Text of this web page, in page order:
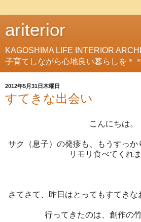
ariterior
KAGOSHIMA LIFE INTERIOR
子育てしながら心地良い暮らしを＊
2012年5月31日木曜日
すてきな出会い
こんにちは。
サク（息子）の発疹も、もうすっか
リモリ食べてくれま
さてさて、昨日はとってもすてきな
行ってきたのは、創作の